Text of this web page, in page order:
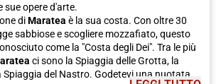
sue opere d'arte.
diMaratea è la sua costa. Con oltre 30
sabbiose e scogliere mozzafiato, questo
come la "Costa degli Dei". Tra le più
ci sono la Spiaggia delle Grotta, la
Spiaggia del Nastro. Godetevi una nuotata